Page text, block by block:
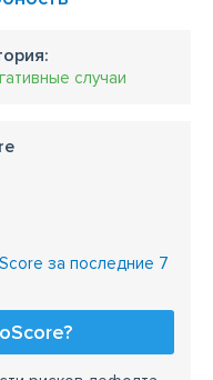
случаи
за последние 7